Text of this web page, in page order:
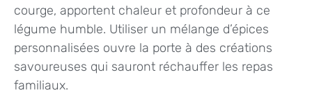
courge, apportent chaleur et profondeur à ce
légume humble. Utiliser un mélange d’épices
personnalisées ouvre la porte à des créations
savoureuses qui sauront réchauffer les repas
familiaux.